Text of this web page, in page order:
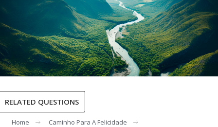
RELATED QUESTIONS
Home
Caminho Para A Felicidade